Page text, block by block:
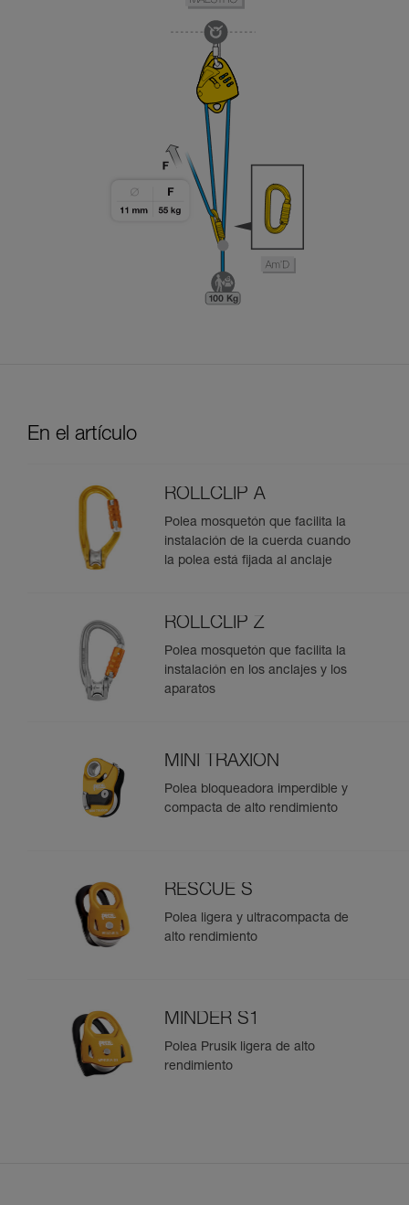
En el artículo
ROLLCLIP A
Polea mosquetón que facilita la
instalación de la cuerda cuando
la polea está fijada al anclaje
ROLLCLIP Z
Polea mosquetón que facilita la
instalación en los anclajes y los
aparatos
MINI TRAXION
Polea bloqueadora imperdible y
compacta de alto rendimiento
RESCUE S
Polea ligera y ultracompacta de
alto rendimiento
MINDER S1
Polea Prusik ligera de alto
rendimiento